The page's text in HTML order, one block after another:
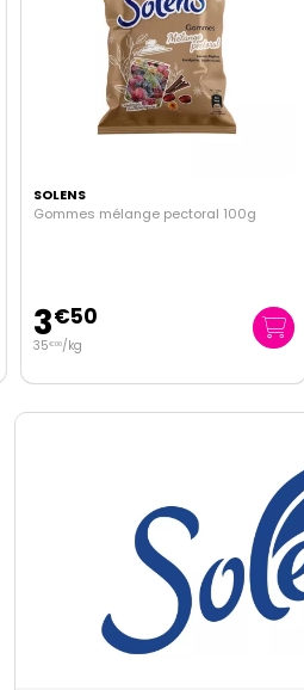
SOLENS
Gommes mélange pectoral 100g
3€50
35€00/kg